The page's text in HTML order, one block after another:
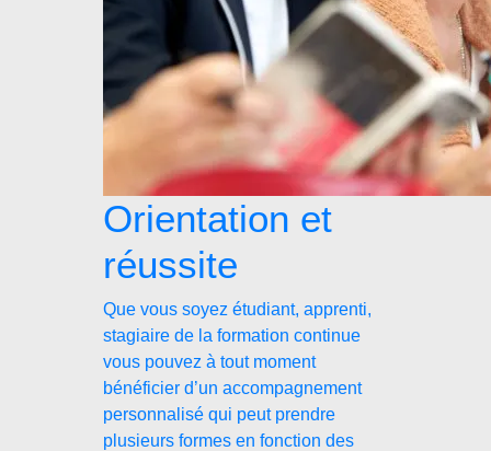
Orientation et
réussite
Que vous soyez étudiant, apprenti,
stagiaire de la formation continue
vous pouvez à tout moment
bénéficier d’un accompagnement
personnalisé qui peut prendre
plusieurs formes en fonction des